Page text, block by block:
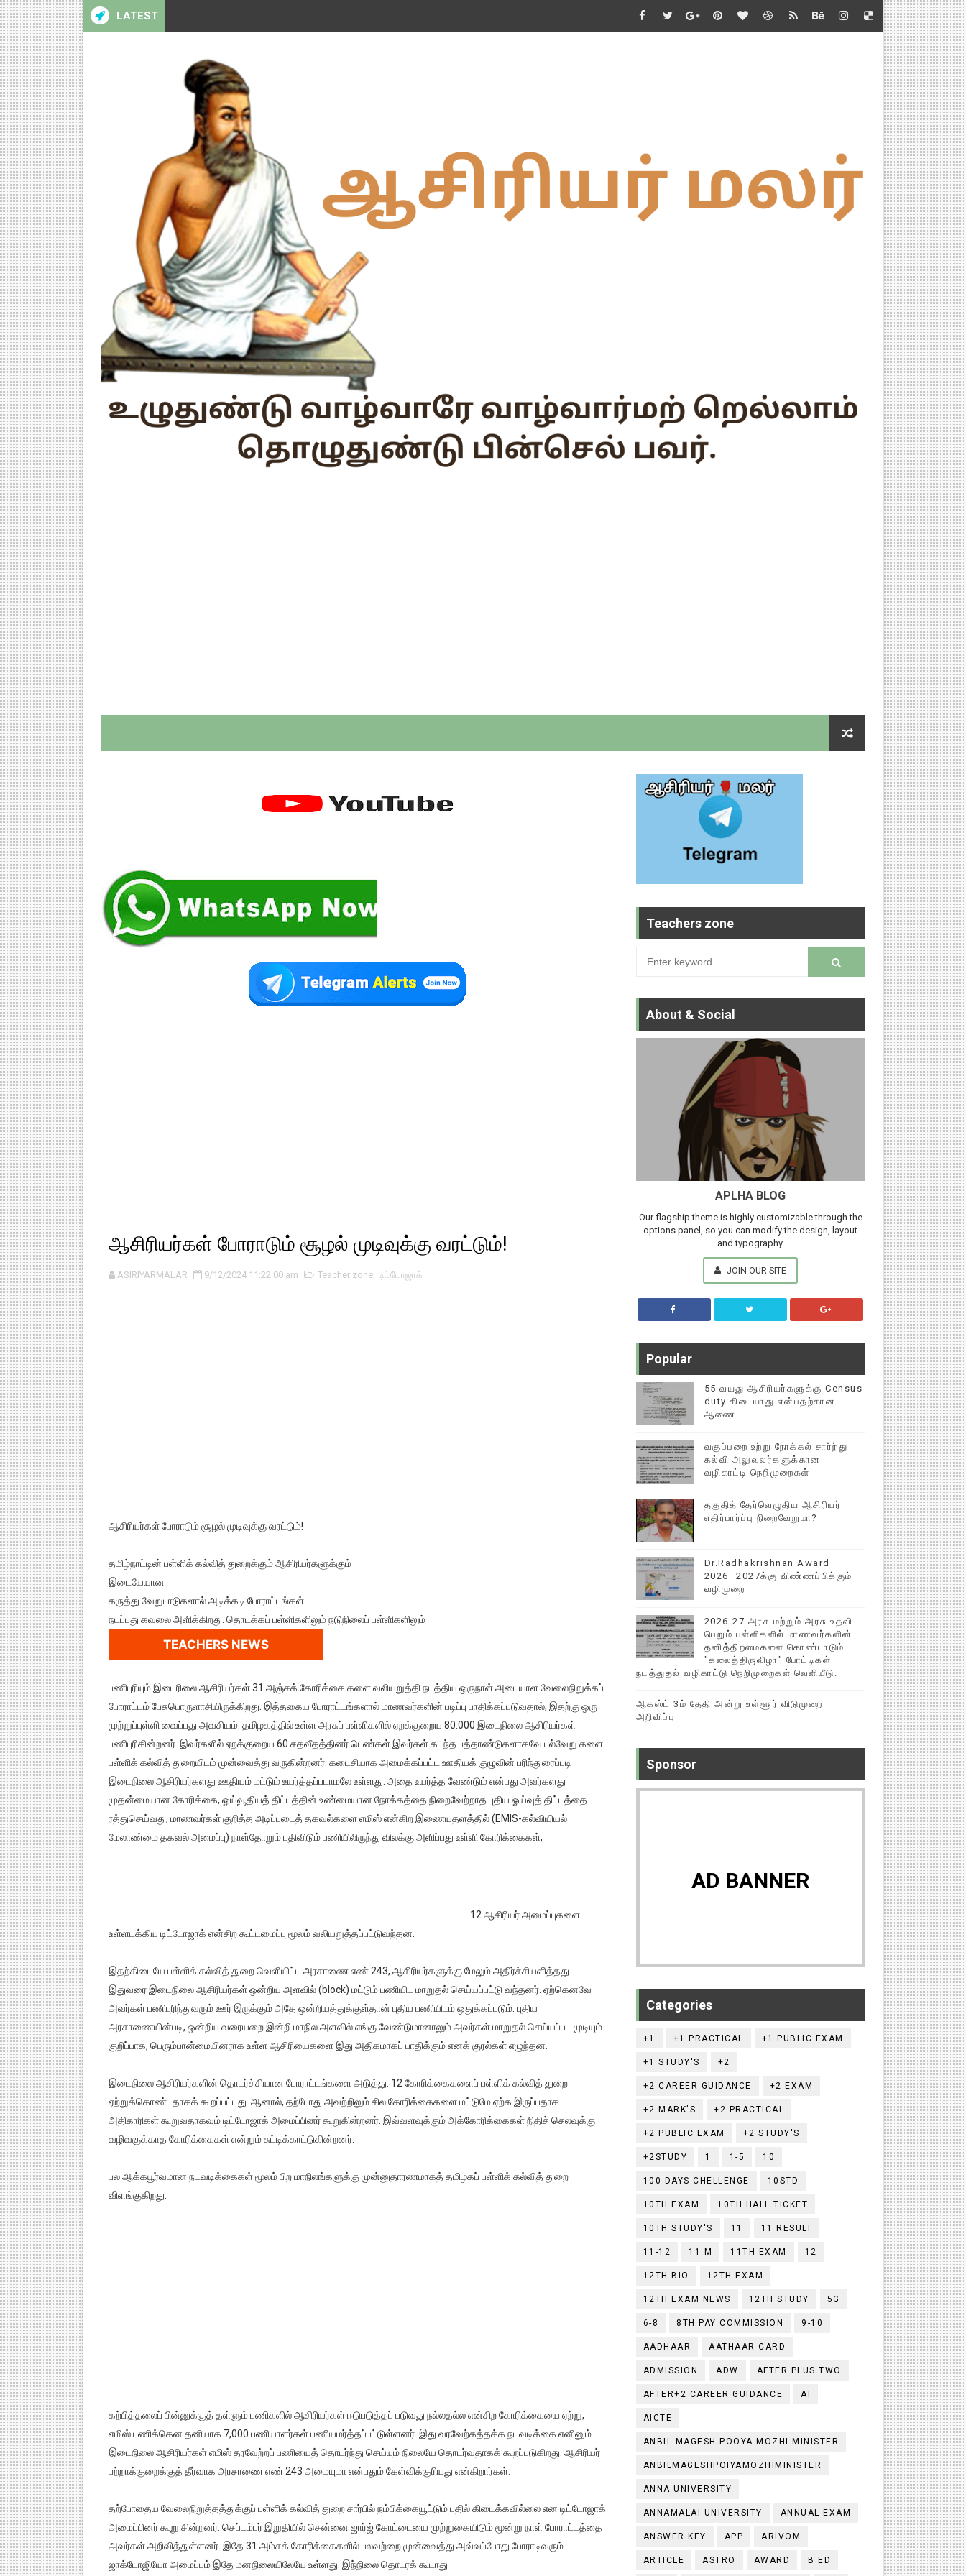
LATEST
ஆசிரியர்கள் போராடும் சூழல் முடிவுக்கு வரட்டும்!
ASIRIYARMALAR 9/12/2024 11:22:00 am Teacher zone, டிட்டோஜாக்
ஆசிரியர்கள் போராடும் சூழல் முடிவுக்கு வரட்டும்!
தமிழ்நாட்டின் பள்ளிக் கல்வித் துறைக்கும் ஆசிரியர்களுக்கும்
இடையேயான
கருத்து வேறுபாடுகளால் அடிக்கடி போராட்டங்கள்
நடப்பது கவலை அளிக்கிறது. தொடக்கப் பள்ளிகளிலும் நடுநிலைப் பள்ளிகளிலும்
TEACHERS NEWS
பணிபுரியும் இடைரிலை ஆசிரியர்கள் 31 அஞ்சக் கோரிக்கை களை வலியறுத்தி நடத்திய ஒருநாள் அடையாள வேலைநிறுக்கப்
போராட்டம் பேசுபொருளாசியிருக்கிறது. இத்தகைய போராட்டங்களால் மாணவர்களின் படிப்பு பாதிக்கப்படுவதால், இதற்கு ஒரு
முற்றுப்புள்ளி வைப்பது அவசியம். தமிழகத்தில் உள்ள அரசுப் பள்ளிகளில் ஏறக்குறைய 80.000 இடைநிலை ஆசிரியர்கள்
பணிபுரிகின்றனர். இவர்களில் ஏறக்குறைய 60 சதவீதத்தினர் பெண்கள் இவர்கள் கடந்த பத்தாண்டுகளாகவே பல்வேறு களை
பள்ளிக் கல்வித் துறையிடம் முன்வைத்து வருகின்றனர். கடைசியாக அமைக்கப்பட்ட ஊதியக் குழுவின் பரிந்துரைப்படி
இடைநிலை ஆசிரியர்களது ஊதியம் மட்டும் உயர்த்தப்படாமலே உள்ளது. அதை உயர்த்த வேண்டும் என்பது அவர்களது
முதன்மையான கோரிக்கை, ஓய்வூதியத் திட்டத்தின் உண்மையான நோக்கத்தை நிறைவேற்றாத புதிய ஓய்வுத் திட்டத்தை
ரத்துசெய்வது, மாணவர்கள் குறித்த அடிப்படைத் தகவல்களை எமிஸ் என்கிற இணையதளத்தில் (EMIS-கல்வியியல்
மேலாண்மை தகவல் அமைப்பு) நாள்தோறும் புதிவிடும் பணியிலிருந்து விலக்கு அளிப்பது உள்ளி கோரிக்கைகள்,
12 ஆசிரியர் அமைப்புகளை
உள்ளடக்கிய டிட்டோஜாக் என்சிற கூட்டமைப்பு மூலம் வலியறுத்தப்பட்டுவந்தன.
இதற்கிடையே பள்ளிக் கல்வித் துறை வெளியிட்ட அரசாணை எண் 243, ஆசிரியர்களுக்கு மேலும் அதிர்ச்சியளித்தது.
இதுவரை இடைநிலை ஆசிரியர்கள் ஒன்றிய அளவில் (block) மட்டும் பணியிட மாறுதல் செய்யப்பட்டு வந்தனர். ஏற்கெனவே
அவர்கள் பணிபுரிந்துவரும் ஊர் இருக்கும் அதே ஒன்றியத்துக்குள்தான் புதிய பணியிடம் ஒதுக்கப்படும். புதிய
அரசாணையின்படி, ஒன்றிய வரையறை இன்றி மாநில அளவில் எங்கு வேண்டுமானாலும் அவர்கள் மாறுதல் செய்யப்பட முடியும்.
குறிப்பாக, பெரும்பான்மையினராக உள்ள ஆசிரியைகளை இது அதிகமாகப் பாதிக்கும் எனக் குரல்கள் எழுந்தன.
இடைநிலை ஆசிரியர்களின் தொடர்ச்சியான போராட்டங்களை அடுத்து. 12 கோரிக்கைகளைப் பள்ளிக் கல்வித் துறை
ஏற்றுக்கொண்டதாகக் கூறப்பட்டது. ஆனால், தற்போது அவற்றிலும் சில கோரிக்கைகளை மட்டுமே ஏற்க இருப்பதாக
அதிகாரிகள் கூறுவதாகவும் டிட்டோஜாக் அமைப்பினர் கூறுகின்றனர். இவ்வளவுக்கும் அக்கோரிக்கைகள் நிதிச் செலவுக்கு
வழிவகுக்காத கோரிக்கைகள் என்றும் சுட்டிக்காட்டுகின்றனர்.
பல ஆக்கபூர்வமான நடவடிக்கைகள் மூலம் பிற மாநிலங்களுக்கு முன்னுதாரணமாகத் தமிழகப் பள்ளிக் கல்வித் துறை
விளங்குகிறது.
கற்பித்தலைப் பின்னுக்குத் தள்ளும் பணிகளில் ஆசிரியர்கள் ஈடுபடுத்தப் படுவது நல்லதல்ல என்சிற கோரிக்கையை ஏற்று,
எமிஸ் பணிக்கென தனியாக 7,000 பணியாளர்கள் பணியமர்த்தப்பட்டுள்ளனர். இது வரவேற்கத்தக்க நடவடிக்கை எனினும்
இடைநிலை ஆசிரியர்கள் எமிஸ் தரவேற்றப் பணியைத் தொடர்ந்து செய்யும் நிலையே தொடர்வதாகக் கூறப்படுகிறது. ஆசிரியர்
பற்றாக்குறைக்குத் தீர்வாக அரசாணை எண் 243 அமையுமா என்பதும் கேள்விக்குரியது என்கிறார்கள்.
தற்போதைய வேலைநிறுத்தத்துக்குப் பள்ளிக் கல்வித் துறை சார்பில் நம்பிக்கையூட்டும் பதில் கிடைக்கவில்லை என டிட்டோஜாக்
அமைப்பினர் கூறு சின்றனர். செப்டம்பர் இறுதியில் சென்னை ஜார்ஜ் கோட்டையை முற்றுகையிடும் மூன்று நாள் போராட்டத்தை
அவர்கள் அறிவித்துள்ளனர். இதே 31 அம்சக் கோரிக்கைகளில் பலவற்றை முன்வைத்து அவ்வப்போது போராடிவரும்
ஜாக்டோஜியோ அமைப்பும் இதே மனநிலையிலேயே உள்ளது. இந்நிலை தொடரக் கூடாது
Teachers zone
About & Social
APLHA BLOG
Our flagship theme is highly customizable through the
options panel, so you can modify the design, layout
and typography.
JOIN OUR SITE
Popular
55 வயது ஆசிரியர்களுக்கு Census
duty கிடையாது என்பதற்கான
ஆணை
வகுப்பறை உற்று நோக்கல் சார்ந்து
கல்வி அலுவலர்களுக்கான
வழிகாட்டி நெறிமுறைகள்
தகுதித் தேர்வெழுதிய ஆசிரியர்
எதிர்பார்ப்பு நிறைவேறுமா?
Dr.Radhakrishnan Award
2026–2027க்கு விண்ணப்பிக்கும்
வழிமுறை
2026-27 அரசு மற்றும் அரசு உதவி
பெறும் பள்ளிகளில் மாணவர்களின்
தனித்திறமைகளை கொண்டாடும்
"கலைத்திருவிழா" போட்டிகள்
நடத்துதல் வழிகாட்டு நெறிமுறைகள் வெளியீடு.
ஆகஸ்ட் 3ம் தேதி அன்று உள்ளூர் விடுமுறை
அறிவிப்பு
Sponsor
AD BANNER
Categories
+1 +1 PRACTICAL +1 PUBLIC EXAM
+1 STUDY'S +2
+2 CAREER GUIDANCE +2 EXAM
+2 MARK'S +2 PRACTICAL
+2 PUBLIC EXAM +2 STUDY'S
+2STUDY 1 1-5 10
100 DAYS CHELLENGE 10STD
10TH EXAM 10TH HALL TICKET
10TH STUDY'S 11 11 RESULT
11-12 11.M 11TH EXAM 12
12TH BIO 12TH EXAM
12TH EXAM NEWS 12TH STUDY 5G
6-8 8TH PAY COMMISSION 9-10
AADHAAR AATHAAR CARD
ADMISSION ADW AFTER PLUS TWO
AFTER+2 CAREER GUIDANCE AI
AICTE
ANBIL MAGESH POOYA MOZHI MINISTER
ANBILMAGESHPOIYAMOZHIMINISTER
ANNA UNIVERSITY
ANNAMALAI UNIVERSITY ANNUAL EXAM
ANSWER KEY APP ARIVOM
ARTICLE ASTRO AWARD B.ED